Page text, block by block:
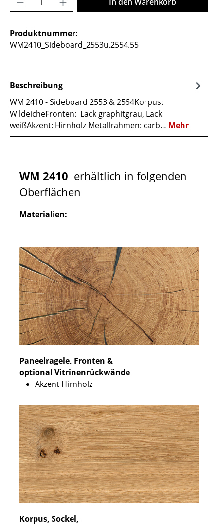
Produktnummer:
WM2410_Sideboard_2553u.2554.55
Beschreibung
WM 2410 - Sideboard 2553 & 2554Korpus:
WildeicheFronten: Lack graphitgrau, Lack
weißAkzent: Hirnholz Metallrahmen: carb… Mehr
WM 2410 erhältlich in folgenden
Oberflächen
Materialien:
Paneelragele, Fronten &
optional Vitrinenrückwände
Akzent Hirnholz
Korpus, Sockel,